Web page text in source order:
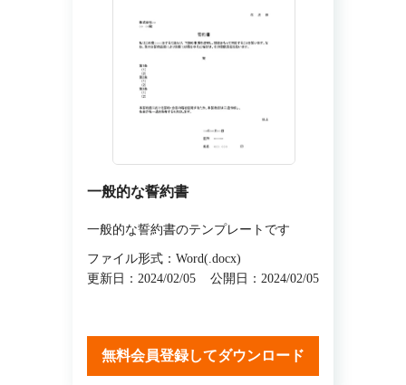
一般的な誓約書
一般的な誓約書のテンプレートです
ファイル形式：Word(.docx)
更新日：2024/02/05
公開日：2024/02/05
無料会員登録してダウンロード